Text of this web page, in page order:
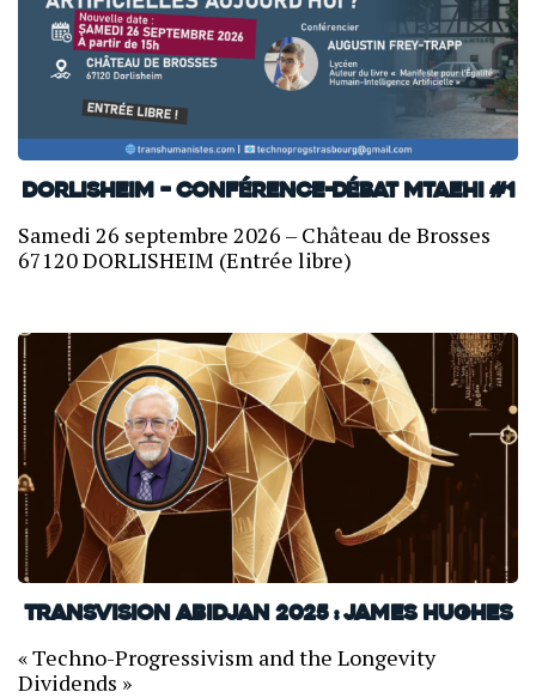
Dorlisheim – Conférence-débat MTAEHI #1
Samedi 26 septembre 2026 – Château de Brosses
67120 DORLISHEIM (Entrée libre)
TransVision Abidjan 2025 : James Hughes
« Techno-Progressivism and the Longevity
Dividends »